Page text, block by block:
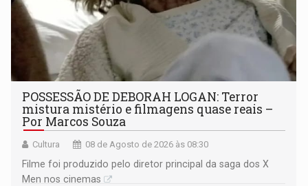
POSSESSÃO DE DEBORAH LOGAN: Terror
mistura mistério e filmagens quase reais –
Por Marcos Souza
Cultura 08 de Agosto de 2026 às 08:30
Filme foi produzido pelo diretor principal da saga dos X
Men nos cinemas